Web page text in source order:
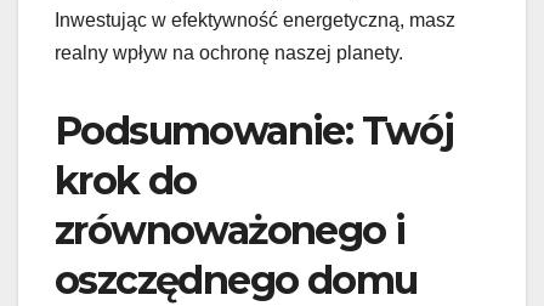
Inwestując w efektywność energetyczną, masz
realny wpływ na ochronę naszej planety.
Podsumowanie: Twój
krok do
zrównoważonego i
oszczędnego domu